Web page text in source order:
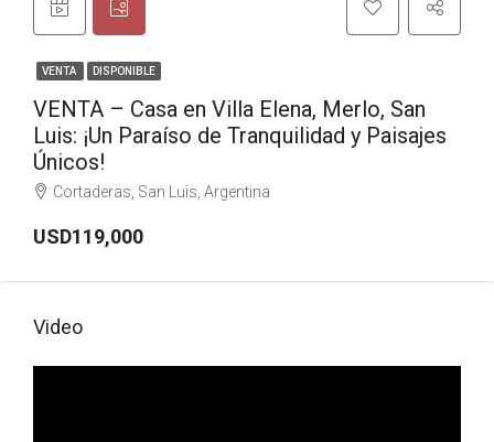
VENTA DISPONIBLE
VENTA – Casa en Villa Elena, Merlo, San
Luis: ¡Un Paraíso de Tranquilidad y Paisajes
Únicos!
Cortaderas, San Luis, Argentina
USD119,000
Video